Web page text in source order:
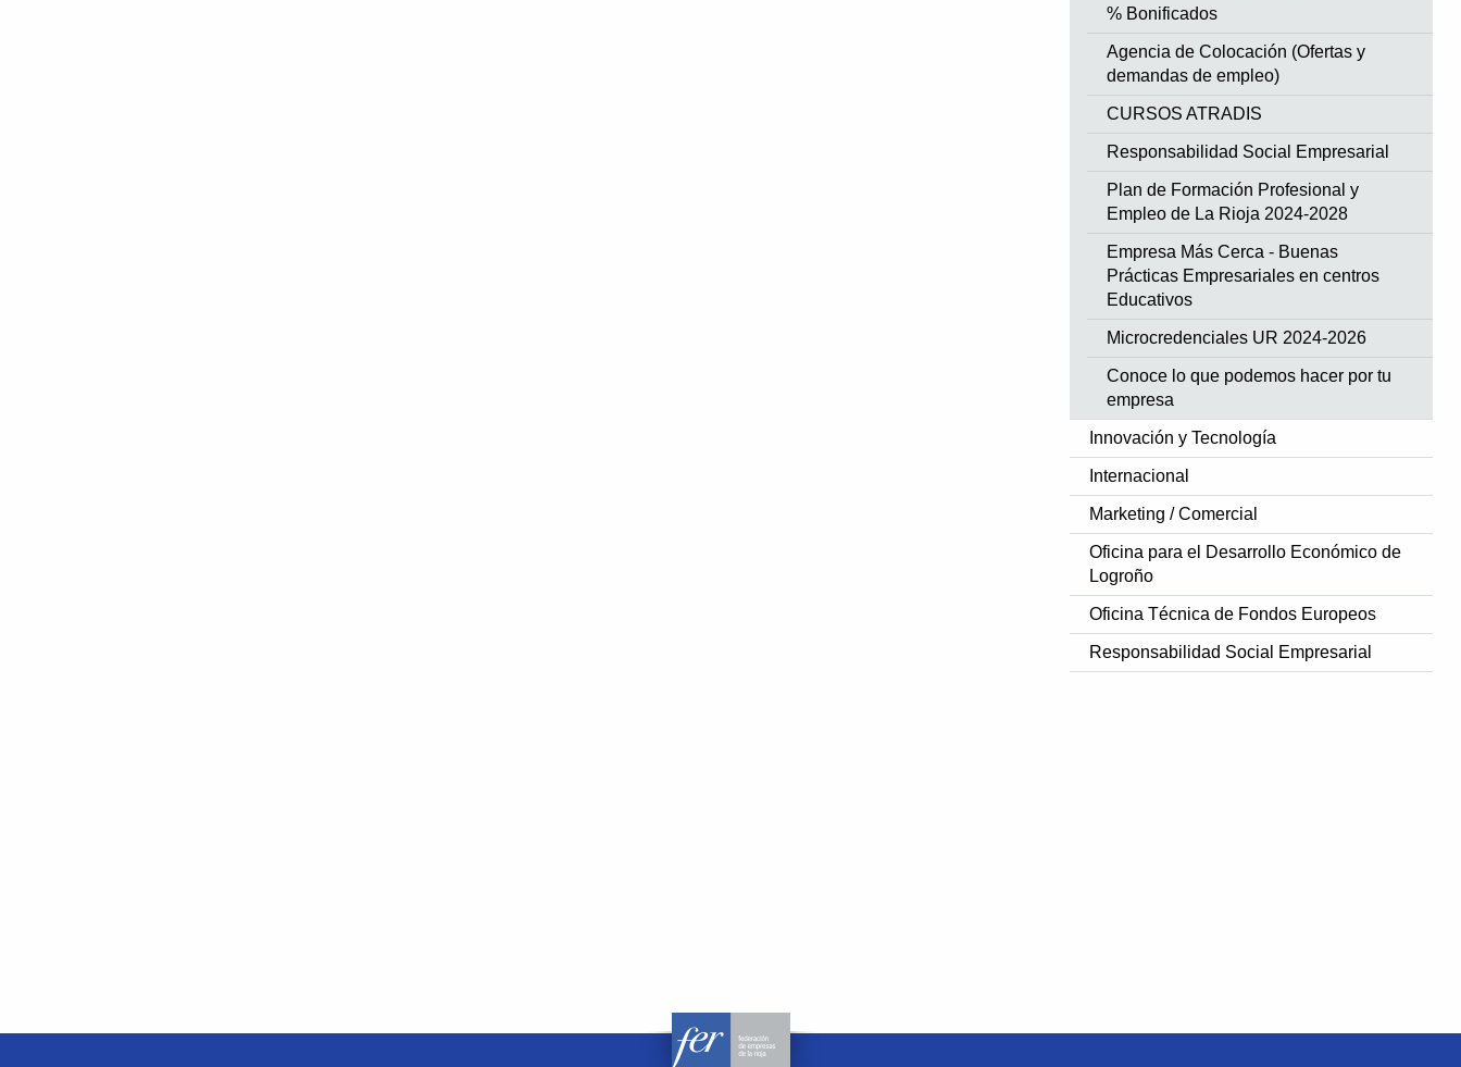
% Bonificados
Agencia de Colocación (Ofertas y
demandas de empleo)
CURSOS ATRADIS
Responsabilidad Social Empresarial
Plan de Formación Profesional y
Empleo de La Rioja 2024-2028
Empresa Más Cerca - Buenas
Prácticas Empresariales en centros
Educativos
Microcredenciales UR 2024-2026
Conoce lo que podemos hacer por tu
empresa
Innovación y Tecnología
Internacional
Marketing / Comercial
Oficina para el Desarrollo Económico de
Logroño
Oficina Técnica de Fondos Europeos
Responsabilidad Social Empresarial